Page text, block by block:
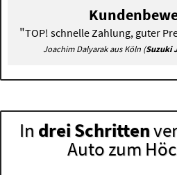
"TOP! schnelle Zahlung, guter
Joachim Dalyarak aus Köln (Suzuki
In drei Schritten
Auto zum